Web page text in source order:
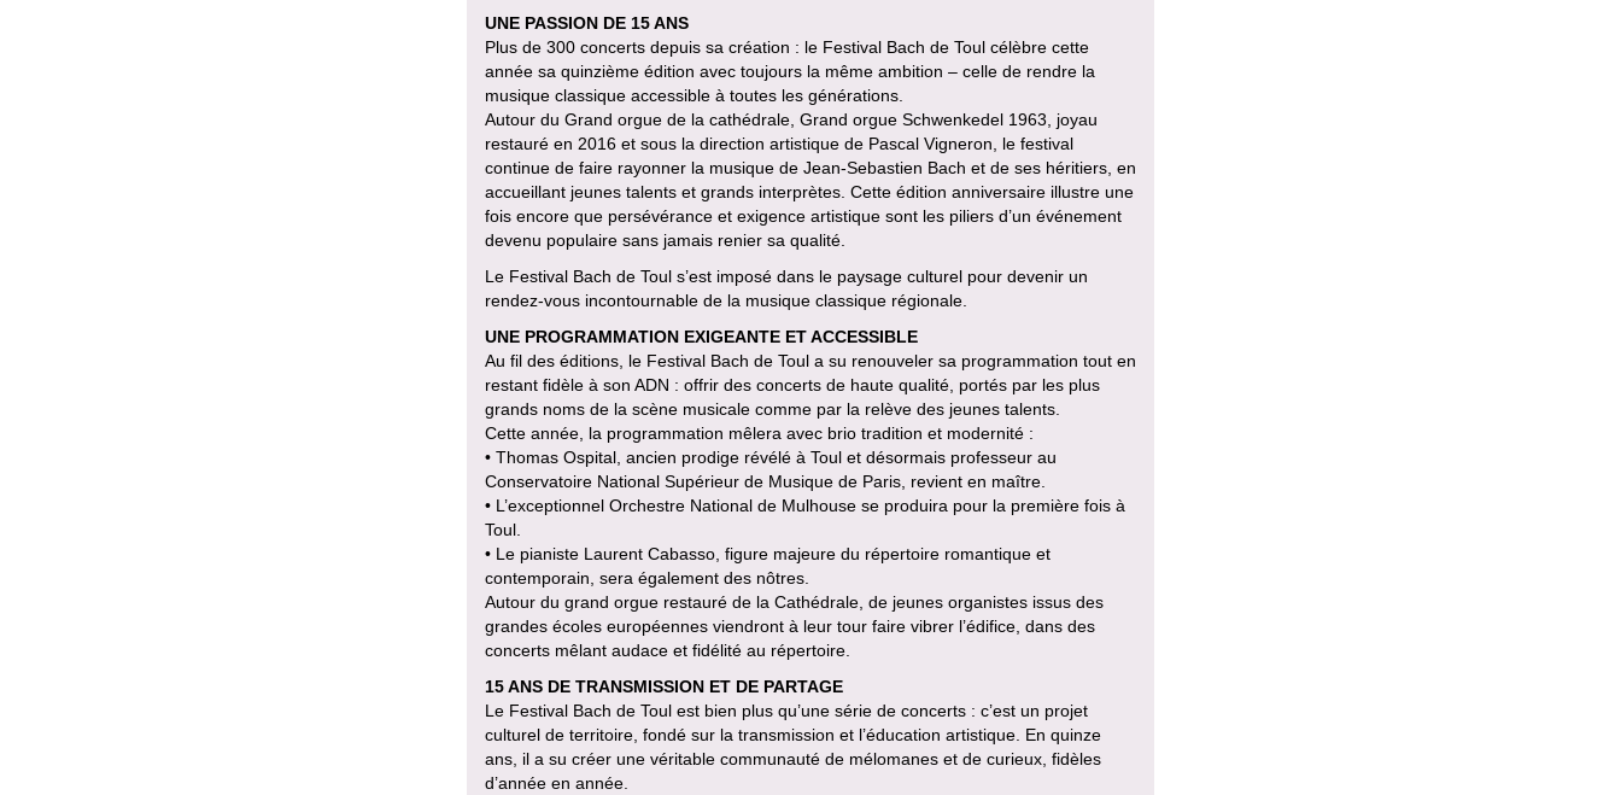
UNE PASSION DE 15 ANS
Plus de 300 concerts depuis sa création : le Festival Bach de Toul célèbre cette
année sa quinzième édition avec toujours la même ambition – celle de rendre la
musique classique accessible à toutes les générations.
Autour du Grand orgue de la cathédrale, Grand orgue Schwenkedel 1963, joyau
restauré en 2016 et sous la direction artistique de Pascal Vigneron, le festival
continue de faire rayonner la musique de Jean-Sebastien Bach et de ses héritiers, en
accueillant jeunes talents et grands interprètes. Cette édition anniversaire illustre une
fois encore que persévérance et exigence artistique sont les piliers d’un événement
devenu populaire sans jamais renier sa qualité.
Le Festival Bach de Toul s’est imposé dans le paysage culturel pour devenir un
rendez-vous incontournable de la musique classique régionale.
UNE PROGRAMMATION EXIGEANTE ET ACCESSIBLE
Au fil des éditions, le Festival Bach de Toul a su renouveler sa programmation tout en
restant fidèle à son ADN : offrir des concerts de haute qualité, portés par les plus
grands noms de la scène musicale comme par la relève des jeunes talents.
Cette année, la programmation mêlera avec brio tradition et modernité :
• Thomas Ospital, ancien prodige révélé à Toul et désormais professeur au
Conservatoire National Supérieur de Musique de Paris, revient en maître.
• L’exceptionnel Orchestre National de Mulhouse se produira pour la première fois à
Toul.
• Le pianiste Laurent Cabasso, figure majeure du répertoire romantique et
contemporain, sera également des nôtres.
Autour du grand orgue restauré de la Cathédrale, de jeunes organistes issus des
grandes écoles européennes viendront à leur tour faire vibrer l’édifice, dans des
concerts mêlant audace et fidélité au répertoire.
15 ANS DE TRANSMISSION ET DE PARTAGE
Le Festival Bach de Toul est bien plus qu’une série de concerts : c’est un projet
culturel de territoire, fondé sur la transmission et l’éducation artistique. En quinze
ans, il a su créer une véritable communauté de mélomanes et de curieux, fidèles
d’année en année.